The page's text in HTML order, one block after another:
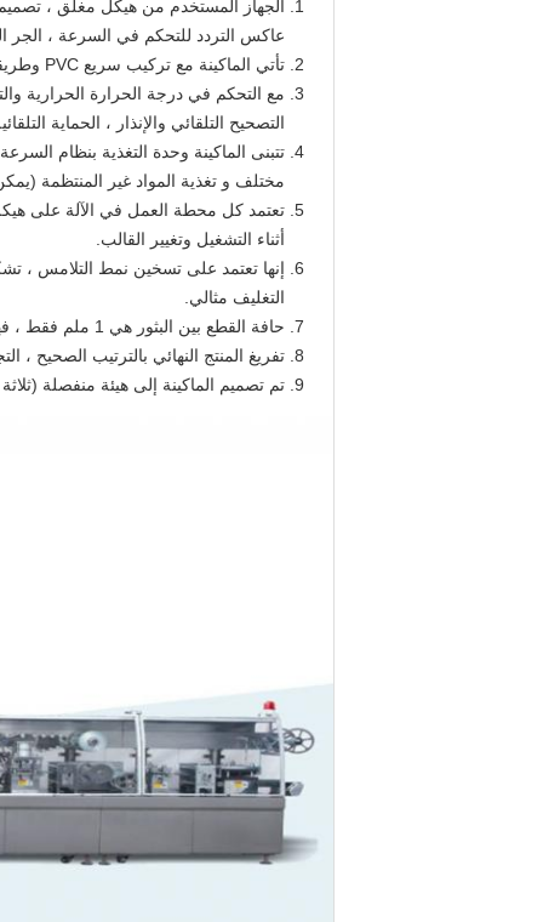
عاكس التردد للتحكم في السرعة ،
تأتي الماكينة مع تركيب سريع PVC وطريقة توجيه مجموعة كاملة.
التصحيح التلقائي والإنذار ، الحماية
تتبنى الماكينة وحدة التغذية بنظام
مختلف و تغذية المواد غير المنتظمة
تعتمد كل محطة العمل في الآلة على
أثناء التشغيل وتغيير القالب.
إنها تعتمد على تسخين نمط التلامس
التغليف مثالي.
حافة القطع بين البثور هي 1 ملم فقط ، فهي توفر المزيد من مواد التغليف وتحمي بيئتنا.
تفريغ المنتج النهائي بالترتيب الصحيح ،
تم تصميم الماكينة إلى هيئة منفصلة